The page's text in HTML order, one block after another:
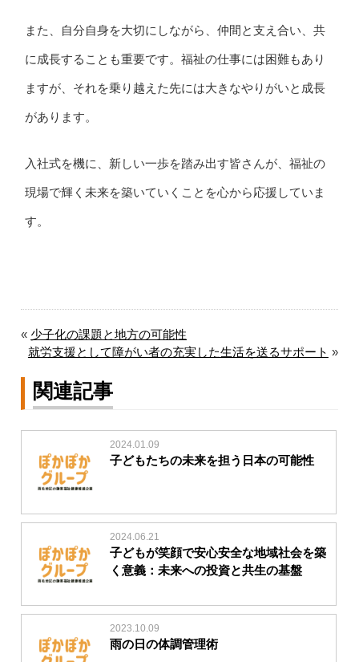
また、自分自身を大切にしながら、仲間と支え合い、共
に成長することも重要です。福祉の仕事には困難もあり
ますが、それを乗り越えた先には大きなやりがいと成長
があります。
入社式を機に、新しい一歩を踏み出す皆さんが、福祉の
現場で輝く未来を築いていくことを心から応援していま
す。
« 少子化の課題と地方の可能性
就労支援として障がい者の充実した生活を送るサポート »
関連記事
2024.01.09
子どもたちの未来を担う日本の可能性
2024.06.21
子どもが笑顔で安心安全な地域社会を築
く意義：未来への投資と共生の基盤
2023.10.09
雨の日の体調管理術